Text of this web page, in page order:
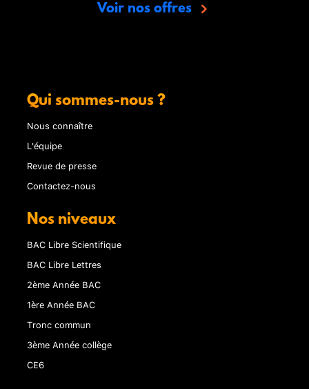
Voir nos offres
Qui sommes-nous ?
Nous connaître
L'équipe
Revue de presse
Contactez-nous
Nos niveaux
BAC Libre Scientifique
BAC Libre Lettres
2ème Année BAC
1ère Année BAC
Tronc commun
3ème Année collège
CE6